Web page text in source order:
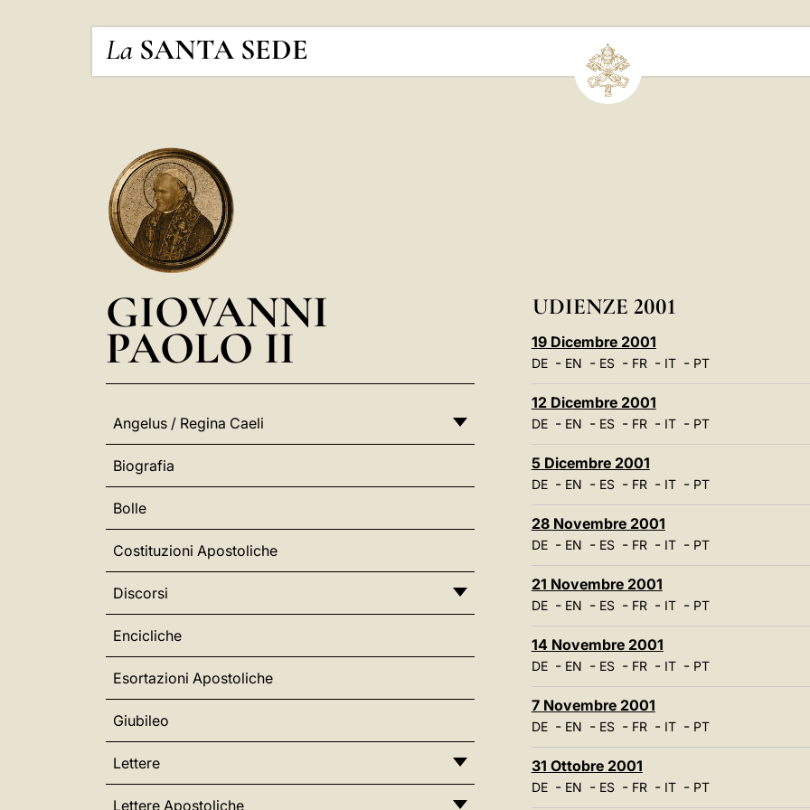
La SANTA SEDE
GIOVANNI
PAOLO II
Angelus / Regina Caeli
Biografia
Bolle
Costituzioni Apostoliche
Discorsi
Encicliche
Esortazioni Apostoliche
Giubileo
Lettere
Lettere Apostoliche
UDIENZE 2001
19 Dicembre 2001
DE- EN - ES- FR- IT- PT
12 Dicembre 2001
DE- EN - ES- FR- IT- PT
5 Dicembre 2001
DE- EN - ES- FR- IT- PT
28 Novembre 2001
DE- EN - ES- FR- IT- PT
21 Novembre 2001
DE- EN - ES- FR- IT- PT
14 Novembre 2001
DE- EN - ES- FR- IT- PT
7 Novembre 2001
DE- EN - ES- FR- IT- PT
31 Ottobre 2001
DE- EN - ES- FR- IT- PT